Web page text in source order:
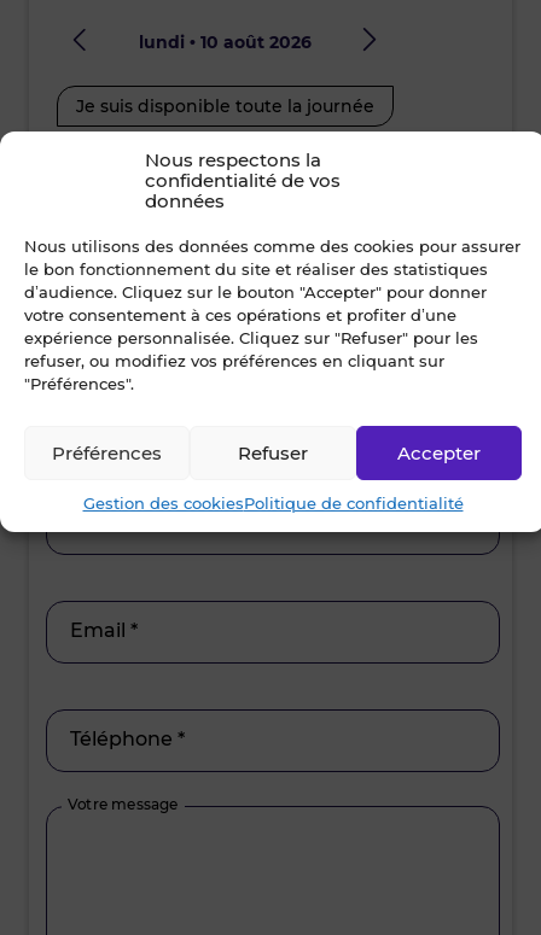
Nous respectons la
confidentialité de vos
données
Nous utilisons des données comme des cookies pour assurer
le bon fonctionnement du site et réaliser des statistiques
d’audience. Cliquez sur le bouton "Accepter" pour donner
votre consentement à ces opérations et profiter d’une
expérience personnalisée. Cliquez sur "Refuser" pour les
refuser, ou modifiez vos préférences en cliquant sur
"Préférences".
Accepter
Refuser
Préférences
Gestion des cookiesPolitique de confidentialité
lundi • 10 août 2026
Je suis disponible toute la journée
12h00 - 14h00 14h00 - 15h30
15h30 - 17h00
15h30 -
Nom *
Email *
Téléphone *
Votre message